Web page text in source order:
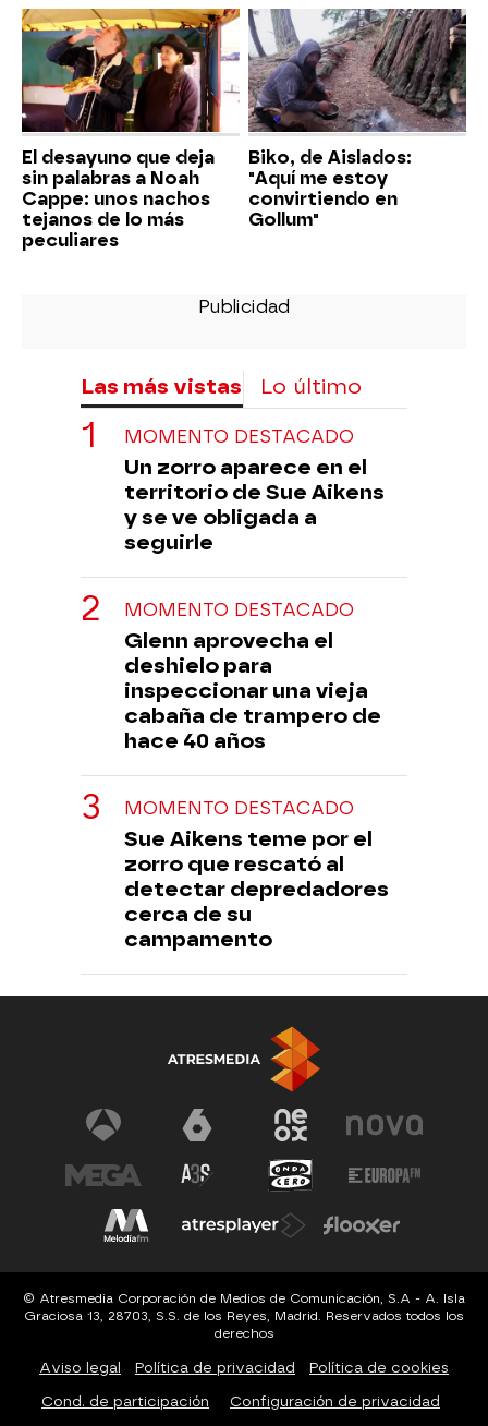
El desayuno que deja
sin palabras a Noah
Cappe: unos nachos
tejanos de lo más
peculiares
Biko, de Aislados:
"Aquí me estoy
convirtiendo en
Gollum"
Las más vistas Lo último
MOMENTO DESTACADO
Un zorro aparece en el
territorio de Sue Aikens
y se ve obligada a
seguirle
MOMENTO DESTACADO
Glenn aprovecha el
deshielo para
inspeccionar una vieja
cabaña de trampero de
hace 40 años
MOMENTO DESTACADO
Sue Aikens teme por el
zorro que rescató al
detectar depredadores
cerca de su
campamento
© Atresmedia Corporación de Medios de Comunicación, S.A - A. Isla
Graciosa 13, 28703, S.S. de los Reyes, Madrid. Reservados todos los
derechos
Aviso legal Política de privacidad Política de cookies
Cond. de participación Configuración de privacidad